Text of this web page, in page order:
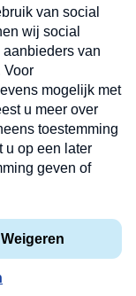
onze
in uw